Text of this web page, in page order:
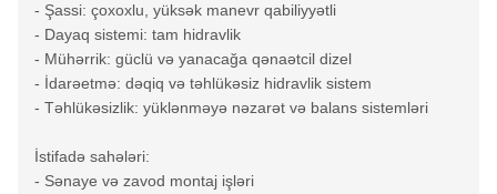
- Şassi: çoxoxlu, yüksək manevr qabiliyyətli
- Dayaq sistemi: tam hidravlik
- Mühərrik: güclü və yanacağa qənaətcil dizel
- İdarəetmə: dəqiq və təhlükəsiz hidravlik sistem
- Təhlükəsizlik: yüklənməyə nəzarət və balans sistemləri
İstifadə sahələri:
- Sənaye və zavod montaj işləri